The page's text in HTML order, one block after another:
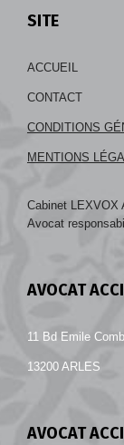
SITE
ACCUEIL
CONTACT
CONDITIONS
MENTIONS
Cabinet LEXVOX
Avocat
AVOCAT
11 Bd Emile
13200 ARLES
AVOCAT